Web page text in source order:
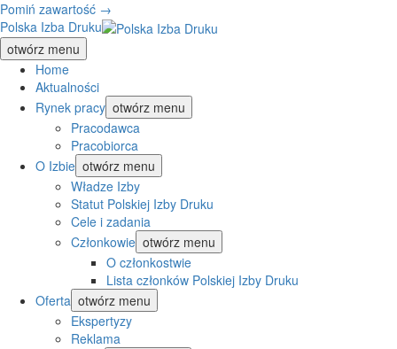
Pomiń zawartość →
Polska Izba Druku
otwórz menu
Home
Aktualności
Rynek pracy otwórz menu
Pracodawca
Pracobiorca
O Izbie otwórz menu
Władze Izby
Statut Polskiej Izby Druku
Cele i zadania
Członkowie otwórz menu
O członkostwie
Lista członków Polskiej Izby Druku
Oferta otwórz menu
Ekspertyzy
Reklama